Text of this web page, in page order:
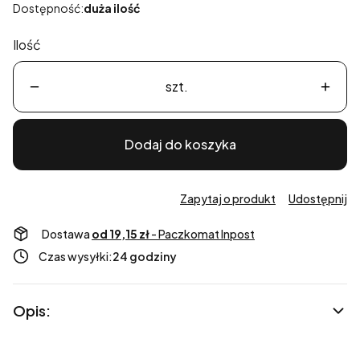
Dostępność:duża ilość
Ilość
szt.
Dodaj do koszyka
Zapytaj o produkt Udostępnij
Dostawa od 19,15 zł- Paczkomat Inpost
Czas wysyłki:24 godziny
Opis: